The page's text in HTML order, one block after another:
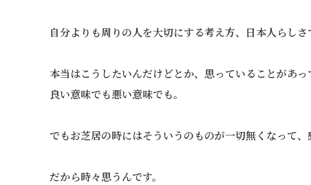
自分よりも周りの人を大切にする考え方、日本人らしさ
本当はこうしたいんだけどとか、思っていることがあ
良い意味でも悪い意味でも。
でもお芝居の時にはそういうのものが一切無くなって、
だから時々思うんです。